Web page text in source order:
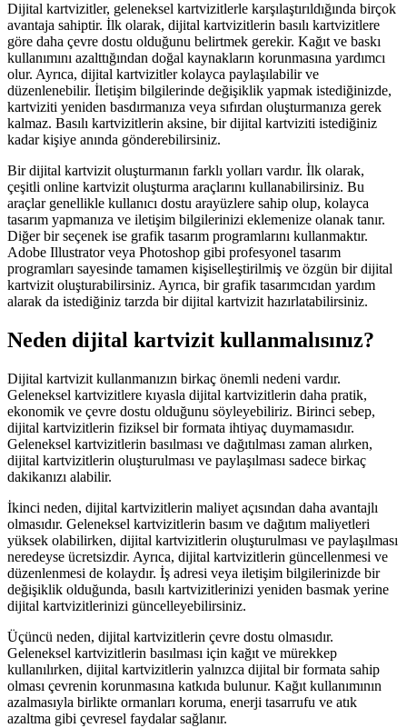
Dijital kartvizitler, geleneksel kartvizitlerle karşılaştırıldığında birçok
avantaja sahiptir. İlk olarak, dijital kartvizitlerin basılı kartvizitlere
göre daha çevre dostu olduğunu belirtmek gerekir. Kağıt ve baskı
kullanımını azalttığından doğal kaynakların korunmasına yardımcı
olur. Ayrıca, dijital kartvizitler kolayca paylaşılabilir ve
düzenlenebilir. İletişim bilgilerinde değişiklik yapmak istediğinizde,
kartviziti yeniden basdırmanıza veya sıfırdan oluşturmanıza gerek
kalmaz. Basılı kartvizitlerin aksine, bir dijital kartviziti istediğiniz
kadar kişiye anında gönderebilirsiniz.
Bir dijital kartvizit oluşturmanın farklı yolları vardır. İlk olarak,
çeşitli online kartvizit oluşturma araçlarını kullanabilirsiniz. Bu
araçlar genellikle kullanıcı dostu arayüzlere sahip olup, kolayca
tasarım yapmanıza ve iletişim bilgilerinizi eklemenize olanak tanır.
Diğer bir seçenek ise grafik tasarım programlarını kullanmaktır.
Adobe Illustrator veya Photoshop gibi profesyonel tasarım
programları sayesinde tamamen kişiselleştirilmiş ve özgün bir dijital
kartvizit oluşturabilirsiniz. Ayrıca, bir grafik tasarımcıdan yardım
alarak da istediğiniz tarzda bir dijital kartvizit hazırlatabilirsiniz.
Neden dijital kartvizit kullanmalısınız?
Dijital kartvizit kullanmanızın birkaç önemli nedeni vardır.
Geleneksel kartvizitlere kıyasla dijital kartvizitlerin daha pratik,
ekonomik ve çevre dostu olduğunu söyleyebiliriz. Birinci sebep,
dijital kartvizitlerin fiziksel bir formata ihtiyaç duymamasıdır.
Geleneksel kartvizitlerin basılması ve dağıtılması zaman alırken,
dijital kartvizitlerin oluşturulması ve paylaşılması sadece birkaç
dakikanızı alabilir.
İkinci neden, dijital kartvizitlerin maliyet açısından daha avantajlı
olmasıdır. Geleneksel kartvizitlerin basım ve dağıtım maliyetleri
yüksek olabilirken, dijital kartvizitlerin oluşturulması ve paylaşılması
neredeyse ücretsizdir. Ayrıca, dijital kartvizitlerin güncellenmesi ve
düzenlenmesi de kolaydır. İş adresi veya iletişim bilgilerinizde bir
değişiklik olduğunda, basılı kartvizitlerinizi yeniden basmak yerine
dijital kartvizitlerinizi güncelleyebilirsiniz.
Üçüncü neden, dijital kartvizitlerin çevre dostu olmasıdır.
Geleneksel kartvizitlerin basılması için kağıt ve mürekkep
kullanılırken, dijital kartvizitlerin yalnızca dijital bir formata sahip
olması çevrenin korunmasına katkıda bulunur. Kağıt kullanımının
azalmasıyla birlikte ormanları koruma, enerji tasarrufu ve atık
azaltma gibi çevresel faydalar sağlanır.